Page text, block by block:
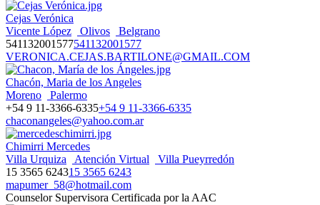
Cejas Verónica
Vicente López
Olivos
Belgrano
541132001577541132001577
VERONICA.CEJAS.BARTILONE@GMAIL.COM
Chacón, Maria de los Angeles
Moreno
Palermo
+54 9 11-3366-6335+54 9 11-3366-6335
chaconangeles@yahoo.com.ar
Chimirri Mercedes
Villa Urquiza
Atención Virtual
Villa Pueyrredón
15 3565 624315 3565 6243
mapumer_58@hotmail.com
Counselor Supervisora Certificada por la AAC